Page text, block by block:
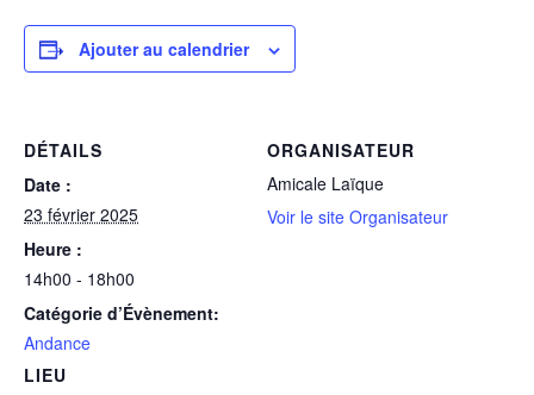
Ajouter au calendrier
DÉTAILS
Date :
23 février 2025
Heure :
14h00 - 18h00
Catégorie d’Évènement:
Andance
LIEU
ORGANISATEUR
Amicale Laïque
Voir le site Organisateur